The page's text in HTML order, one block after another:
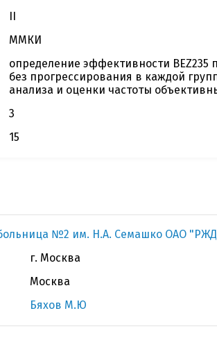
II
ММКИ
определение эффективности
без прогрессирования в каждой
анализа и оценки частоты
3
15
№2 им. Н.А. Семашко ОАО
г. Москва
Москва
Бяхов М.Ю